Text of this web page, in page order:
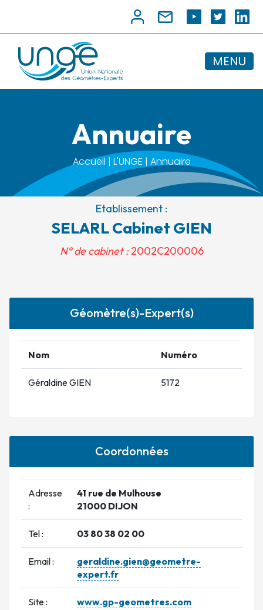
MENU
Annuaire
Accueil | L'UNGE | Annuaire
Etablissement :
SELARL Cabinet GIEN
N° de cabinet :2002C200006
Géomètre(s)-Expert(s)
Nom Numéro
Géraldine GIEN 5172
Coordonnées
Adresse
:
41 rue de Mulhouse
21000 DIJON
Tel : 03 80 38 02 00
Email :
geraldine.gien@geometre-
expert.fr
Site : www.gp-geometres.com